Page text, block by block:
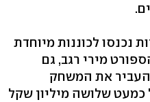
נכנסו לכוננות מיוחדת
מירי רגב, גם
את המשחק
כמעט שלושה מיליון שקל